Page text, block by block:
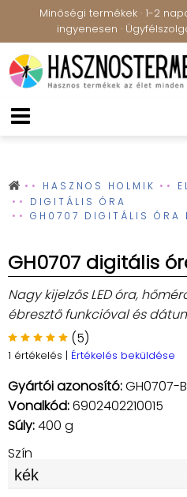
Minőségi termékek · 1-2
ingyenesen ·
HASZNOS HOLMIK
DIGITÁLIS ÓRA
GH0707 DIGITÁLIS ÓRA
GH0707 digitális
Nagy kijelzős LED óra,
ébresztő funkcióval és
(5)
1 értékelés | Értékelés beküldése
Gyártói azonosító:GH0707-B
Vonalkód:6902402210015
Súly:400 g
Szín